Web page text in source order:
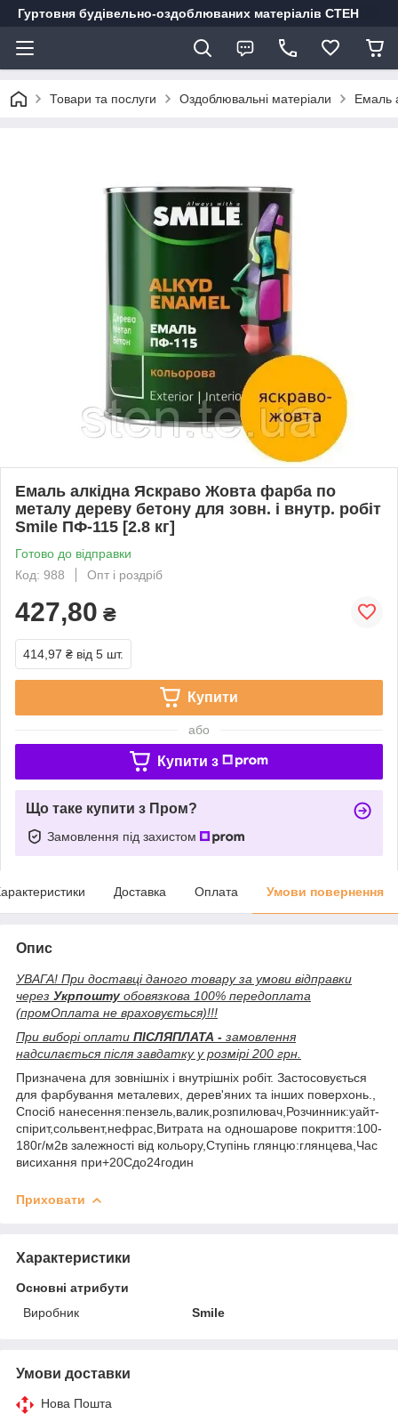
Гуртовня будівельно-оздоблюваних матеріалів СТЕН
Товари та послуги Оздоблювальні матеріали Емаль
Емаль алкідна Яскраво Жовта фарба по
металу дереву бетону для зовн. і внутр. робіт
Smile ПФ-115 [2.8 кг]
Готово до відправки
Код: 988
Опт і роздріб
427,80 ₴
414,97 ₴ від 5 шт.
Купити
або
Купити з
Що таке купити з Пром?
Замовлення під захистом
Доставка Оплата Умови повернення
Опис
УВАГА! При доставці даного товару за умови відправки
через Укрпошту обовязкова 100% передоплата
(промОплата не враховується)!!!
При виборі оплати ПІСЛЯПЛАТА - замовлення
надсилається після завдатку у розмірі 200 грн.
Призначена для зовнішніх і внутрішніх робіт. Застосовується
для фарбування металевих, дерев'яних та інших поверхонь.,
Спосіб нанесення:пензель,валик,розпилювач,Розчинник:уайт-
спірит,сольвент,нефрас,Витрата на одношарове покриття:100-
180г/м2в залежності від кольору,Ступінь глянцю:глянцева,Час
висихання при+20Сдо24годин
Приховати
Характеристики
Основні атрибути
Виробник
Smile
Умови доставки
Нова Пошта